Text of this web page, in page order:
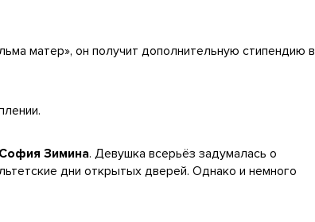
матер», он получит дополнительную стипендию в
София Зимина. Девушка всерьёз задумалась о
дни открытых дверей. Однако и немного